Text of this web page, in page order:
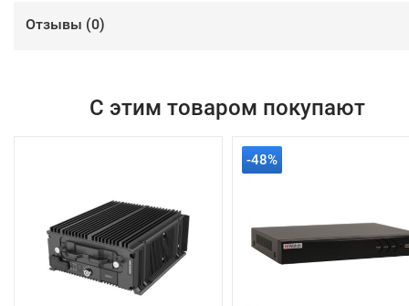
Отзывы (0)
С этим товаром покупают
-48%